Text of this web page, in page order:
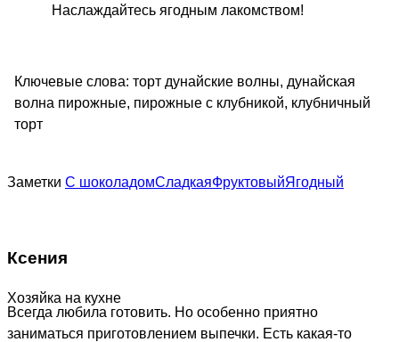
Наслаждайтесь ягодным лакомством!
Ключевые слова: торт дунайские волны, дунайская
волна пирожные, пирожные с клубникой, клубничный
торт
Заметки С шоколадомСладкаяФруктовыйЯгодный
Ксения
Хозяйка на кухне
Всегда любила готовить. Но особенно приятно
заниматься приготовлением выпечки. Есть какая-то